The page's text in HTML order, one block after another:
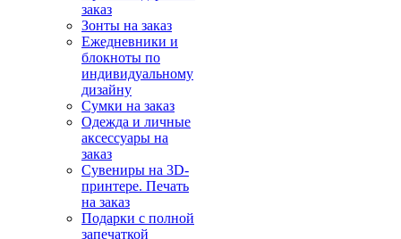
заказ
Зонты на заказ
Ежедневники и
блокноты по
индивидуальному
дизайну
Сумки на заказ
Одежда и личные
аксессуары на
заказ
Сувениры на 3D-
принтере. Печать
на заказ
Подарки с полной
запечаткой